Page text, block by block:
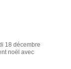
18 décembre
noël avec